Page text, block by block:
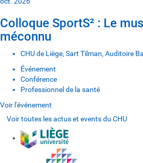
Colloque SportS² : Le
méconnu
CHU de Liège, Sart Tilman, Auditoire
Événement
Conférence
Professionnel de la santé
Voir l'événement
Voir toutes les actus et events du CHU